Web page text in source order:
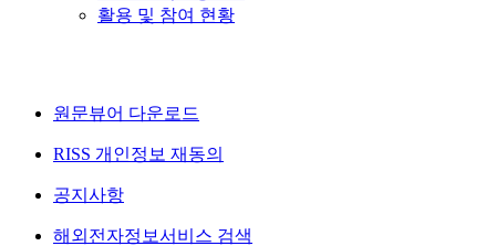
활용 및 참여 현황
원문뷰어 다운로드
RISS 개인정보 재동의
공지사항
해외전자정보서비스 검색